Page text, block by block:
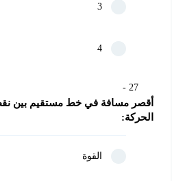
3
4
27
الحركة:
القوة